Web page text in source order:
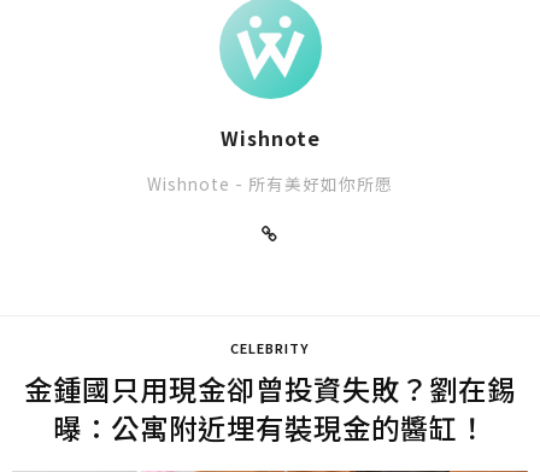
Wishnote
Wishnote - 所有美好如你所愿
CELEBRITY
金鍾國只用現金卻曾投資失敗？劉在錫
曝：公寓附近埋有裝現金的醬缸！